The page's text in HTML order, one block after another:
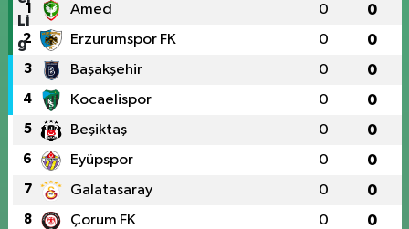
1 Amed 0 0
2 Erzurumspor FK 0 0
3 Başakşehir 0 0
4 Kocaelispor 0 0
5 Beşiktaş 0 0
6 Eyüpspor 0 0
7 Galatasaray 0 0
8 Çorum FK 0 0